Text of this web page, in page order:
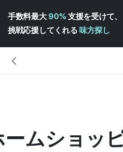
手数料最大 90% 支援を受けて、
挑戦応援してくれる 味方探し
ムショッ